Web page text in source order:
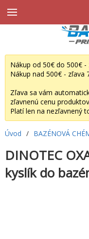
Nákup od 50€ do 500€ -
Nákup nad 500€ - zľava
Zľava sa vám
zľavnenú cenu
Platí len na nezľavnený
Úvod / BAZÉNOVÁ
DINOTEC
kyslík do